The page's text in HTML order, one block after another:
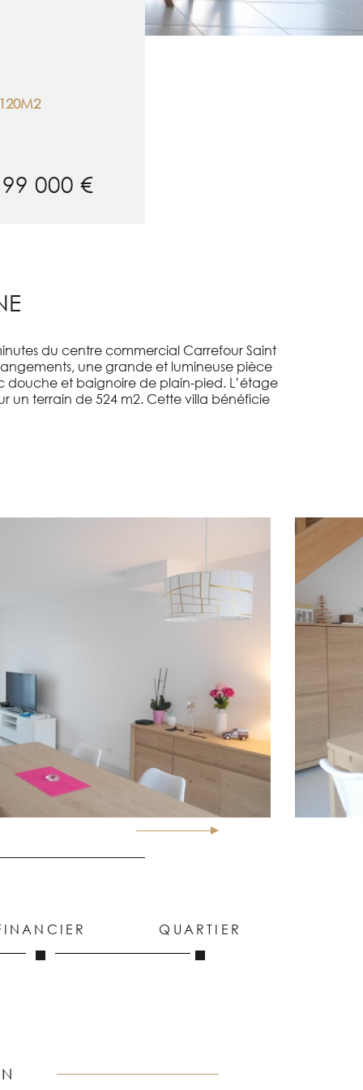
120M2
000 €
du centre commercial Carrefour Saint
une grande et lumineuse pièce
douche et baignoire de plain-pied. L’étage
un terrain de 524 m2. Cette villa bénéficie
QUARTIER